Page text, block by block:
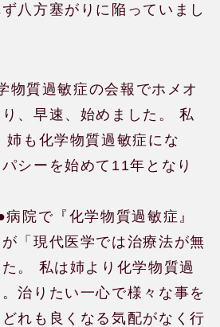
八方塞がりに陥っていまし
物質過敏症の会報でホメオ
、早速、始めました。 私
姉も化学物質過敏症にな
シーを始めて11年となり
院で『化学物質過敏症』
「現代医学では治療法が無
。 私は姉より化学物質過
治りたい一心で様々な事を
れも良くなる気配がなく行